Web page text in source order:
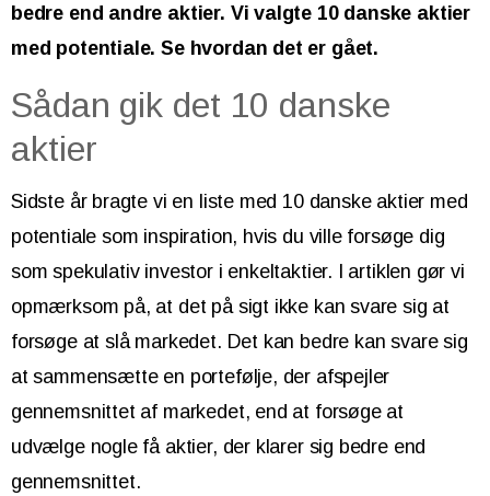
bedre end andre aktier. Vi valgte 10 danske aktier
med potentiale. Se hvordan det er gået.
Sådan gik det 10 danske
aktier
Sidste år bragte vi en liste med 10 danske aktier med
potentiale som inspiration, hvis du ville forsøge dig
som spekulativ investor i enkeltaktier. I artiklen gør vi
opmærksom på, at det på sigt ikke kan svare sig at
forsøge at slå markedet. Det kan bedre kan svare sig
at sammensætte en portefølje, der afspejler
gennemsnittet af markedet, end at forsøge at
udvælge nogle få aktier, der klarer sig bedre end
gennemsnittet.